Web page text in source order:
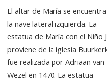
El altar de María se
la nave lateral izquierda. La
estatua de María con el Niño
proviene de la iglesia
fue realizada por Adriaan van
Wezel en 1470. La estatua